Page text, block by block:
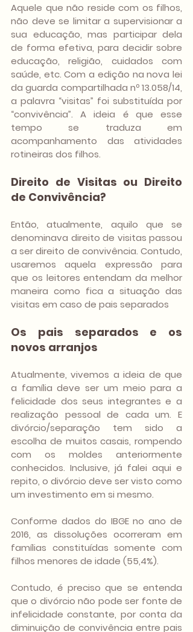
Aquele que não reside com os filhos,
não deve se limitar a supervisionar a
sua educação, mas participar dela
de forma efetiva, para decidir sobre
educação, religião, cuidados com
saúde, etc. Com a edição na nova lei
da guarda compartilhada nº 13.058/14,
a palavra “visitas” foi substituída por
“convivência”. A ideia é que esse
tempo se traduza em
acompanhamento das atividades
rotineiras dos filhos.
Direito de Visitas ou Direito
de Convivência?
Então, atualmente, aquilo que se
denominava direito de visitas passou
a ser direito de convivência. Contudo,
usaremos aquela expressão para
que os leitores entendam da melhor
maneira como fica a situação das
visitas em caso de pais separados
Os pais separados e os
novos arranjos
Atualmente, vivemos a ideia de que
a família deve ser um meio para a
felicidade dos seus integrantes e a
realização pessoal de cada um. E
divórcio/separação tem sido a
escolha de muitos casais, rompendo
com os moldes anteriormente
conhecidos. Inclusive, já falei aqui e
repito, o divórcio deve ser visto como
um investimento em si mesmo.
Conforme dados do IBGE no ano de
2016, as dissoluções ocorreram em
famílias constituídas somente com
filhos menores de idade (55,4%).
Contudo, é preciso que se entenda
que o divórcio não pode ser fonte de
infelicidade constante, por conta da
diminuição de convivência entre pais